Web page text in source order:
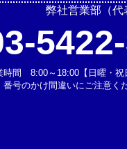
弊社営業部（代
時間 8:00～18:00【日曜・
番号のかけ間違いにご注意く